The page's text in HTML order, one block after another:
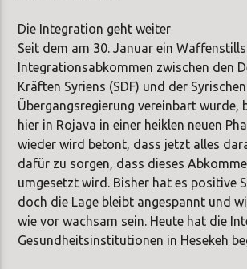
Die Integration geht weiter
Seit dem am 30. Januar ein
Integrationsabkommen zwischen den
Kräften Syriens (SDF) und der Syrischen
Übergangsregierung vereinbart wurde,
hier in Rojava in einer heiklen neuen
wieder wird betont, dass jetzt alles
dafür zu sorgen, dass dieses
umgesetzt wird. Bisher hat es positive
doch die Lage bleibt angespannt und
wie vor wachsam sein. Heute hat die
Gesundheitsinstitutionen in Hesekeh